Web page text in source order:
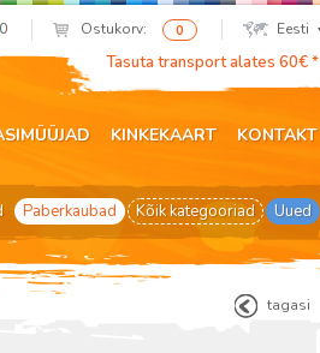
0 Ostukorv: 0 Eesti
Tasuta transport alates 60€ *
KINKEKAART KONTAKT
Paberkaubad Kõik kategooriad Uued
tagasi